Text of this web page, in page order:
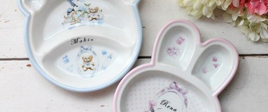
子育て
暮らし
おすすめ
スポット 学び・教育
「場」